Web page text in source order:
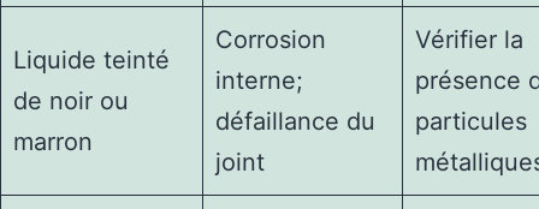
Liquide teinté
de noir ou
marron
Corrosion
interne;
défaillance du
joint
Vérifier la
présence
particules